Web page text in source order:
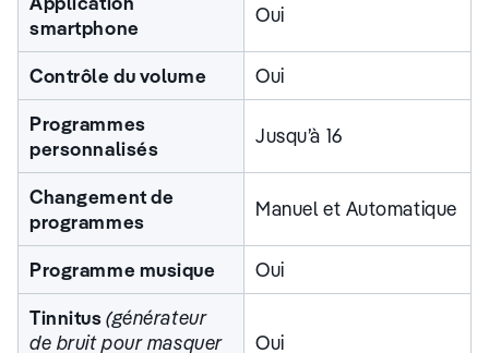
smartphone
Oui
Contrôle du volume
Oui
Programmes
personnalisés
Jusqu’à 16
Changement de
programmes
Manuel et Automatique
Programme musique
Oui
Tinnitus(générateur
de bruit pour masquer
Oui